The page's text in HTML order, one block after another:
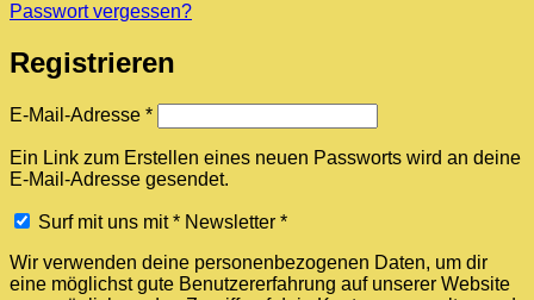
Passwort vergessen?
Registrieren
E-Mail-Adresse *Erforderlich
Ein Link zum Erstellen eines neuen Passworts wird an deine
E-Mail-Adresse gesendet.
Surf mit uns mit * Newsletter *
Wir verwenden deine personenbezogenen Daten, um dir
eine möglichst gute Benutzererfahrung auf unserer Website